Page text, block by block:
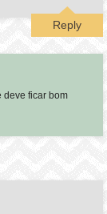
Reply
deve ficar bom